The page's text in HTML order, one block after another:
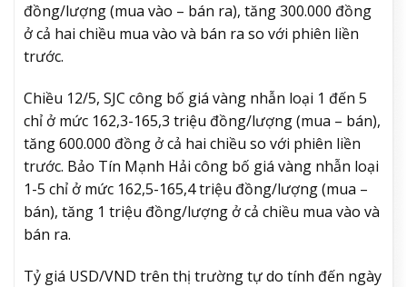
đồng/lượng (mua vào – bán ra), tăng 300.000 đồng
ở cả hai chiều mua vào và bán ra so với phiên liền
trước.
Chiều 12/5, SJC công bố giá vàng nhẫn loại 1 đến 5
chỉ ở mức 162,3-165,3 triệu đồng/lượng (mua – bán),
tăng 600.000 đồng ở cả hai chiều so với phiên liền
trước. Bảo Tín Mạnh Hải công bố giá vàng nhẫn loại
1-5 chỉ ở mức 162,5-165,4 triệu đồng/lượng (mua –
bán), tăng 1 triệu đồng/lượng ở cả chiều mua vào và
bán ra.
Tỷ giá USD/VND trên thị trường tự do tính đến ngày